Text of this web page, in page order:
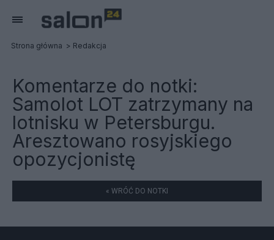
Strona główna Redakcja
Komentarze do notki:
Samolot LOT zatrzymany na
lotnisku w Petersburgu.
Aresztowano rosyjskiego
opozycjonistę
« WRÓĆ DO NOTKI